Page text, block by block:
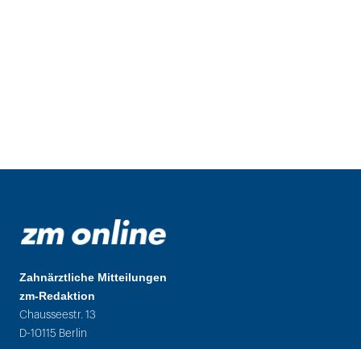
Zahnärztliche Mitteilungen
zm-Redaktion
Chausseestr. 13
D-10115 Berlin